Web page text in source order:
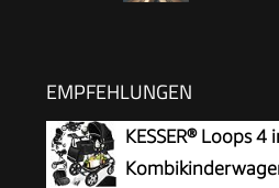
EMPFEHLUNGEN
KESSER® Loops